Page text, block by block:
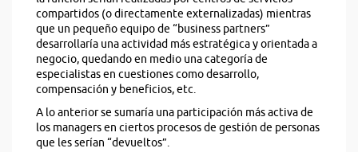
compartidos (o directamente externalizadas) mientras
que un pequeño equipo de “business partners”
desarrollaría una actividad más estratégica y orientada a
negocio, quedando en medio una categoría de
especialistas en cuestiones como desarrollo,
compensación y beneficios, etc.
A lo anterior se sumaría una participación más activa de
los managers en ciertos procesos de gestión de personas
que les serían “devueltos”.